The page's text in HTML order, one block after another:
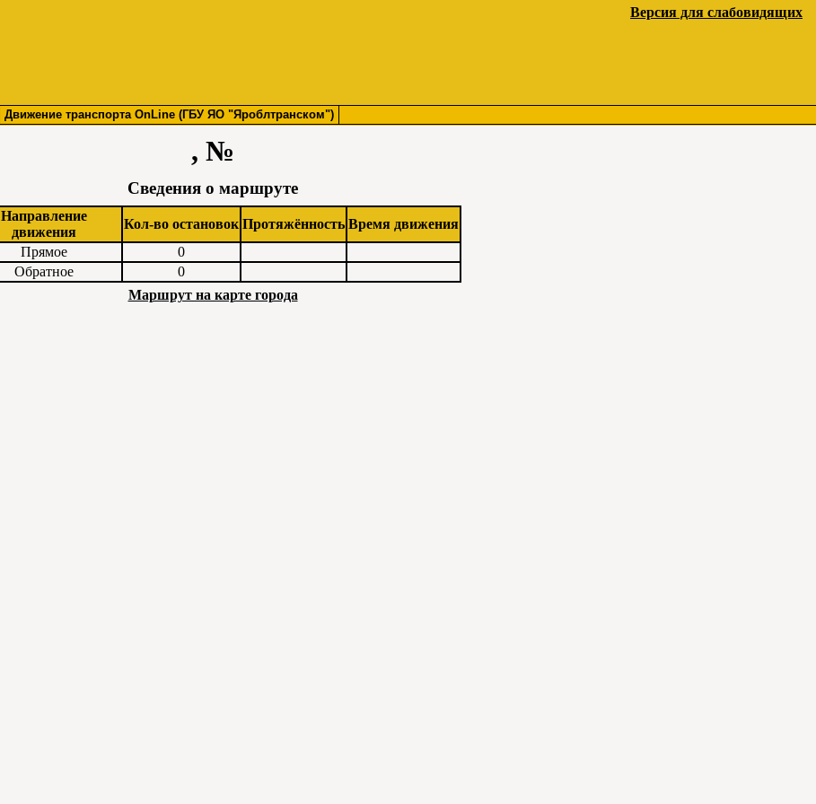
Версия для слабовидящих
Движение транспорта OnLine (ГБУ ЯО "Яроблтранском")
, №
Сведения о маршруте
Направление
движения
Кол-во остановок Протяжённость Время движения
Прямое
0
Обратное
0
Маршрут на карте города